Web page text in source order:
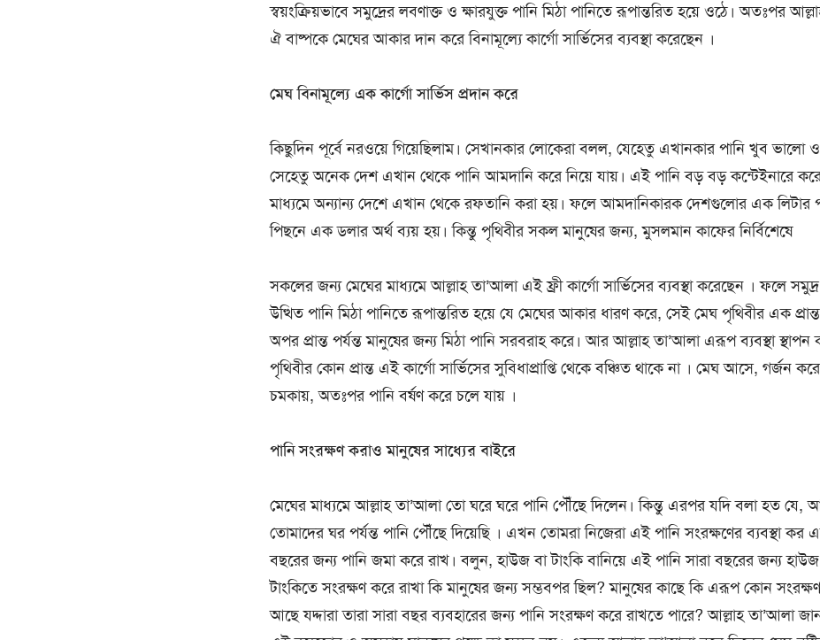
স্বয়ংক্রিয়ভাবে সমুদ্রের লবণাক্ত ও ক্ষারযুক্ত পানি মিঠা পানিতে রূপান্তরিত হয়ে ওঠে। অতঃপর
ঐ বাষ্পকে মেঘের আকার দান করে বিনামূল্যে কার্গো সার্ভিসের ব্যবস্থা করেছেন ।
মেঘ বিনামূল্যে এক কার্গো সার্ভিস প্রদান করে
কিছুদিন পূর্বে নরওয়ে গিয়েছিলাম। সেখানকার লোকেরা বলল, যেহেতু এখানকার পানি খুব ভালো ও
সেহেতু অনেক দেশ এখান থেকে পানি আমদানি করে নিয়ে যায়। এই পানি বড় বড় কন্টেইনারে
মাধ্যমে অন্যান্য দেশে এখান থেকে রফতানি করা হয়। ফলে আমদানিকারক দেশগুলোর এক লিটার
পিছনে এক ডলার অর্থ ব্যয় হয়। কিন্তু পৃথিবীর সকল মানুষের জন্য, মুসলমান কাফের নির্বিশেষে
সকলের জন্য মেঘের মাধ্যমে আল্লাহ তা’আলা এই ফ্রী কার্গো সার্ভিসের ব্যবস্থা করেছেন । ফলে
উত্থিত পানি মিঠা পানিতে রূপান্তরিত হয়ে যে মেঘের আকার ধারণ করে, সেই মেঘ পৃথিবীর এক
অপর প্রান্ত পর্যন্ত মানুষের জন্য মিঠা পানি সরবরাহ করে। আর আল্লাহ তা’আলা এরূপ ব্যবস্থা স্থাপন
পৃথিবীর কোন প্রান্ত এই কার্গো সার্ভিসের সুবিধাপ্রাপ্তি থেকে বঞ্চিত থাকে না । মেঘ আসে, গর্জন
চমকায়, অতঃপর পানি বর্ষণ করে চলে যায় ।
পানি সংরক্ষণ করাও মানুষের সাধ্যের বাইরে
মেঘের মাধ্যমে আল্লাহ তা’আলা তো ঘরে ঘরে পানি পৌঁছে দিলেন। কিন্তু এরপর যদি বলা হত যে,
তোমাদের ঘর পর্যন্ত পানি পৌঁছে দিয়েছি । এখন তোমরা নিজেরা এই পানি সংরক্ষণের ব্যবস্থা কর
বছরের জন্য পানি জমা করে রাখ। বলুন, হাউজ বা টাংকি বানিয়ে এই পানি সারা বছরের জন্য
টাংকিতে সংরক্ষণ করে রাখা কি মানুষের জন্য সম্ভবপর ছিল? মানুষের কাছে কি এরূপ কোন সংরক্ষণ
আছে যদ্দারা তারা সারা বছর ব্যবহারের জন্য পানি সংরক্ষণ করে রাখতে পারে? আল্লাহ তা’আলা